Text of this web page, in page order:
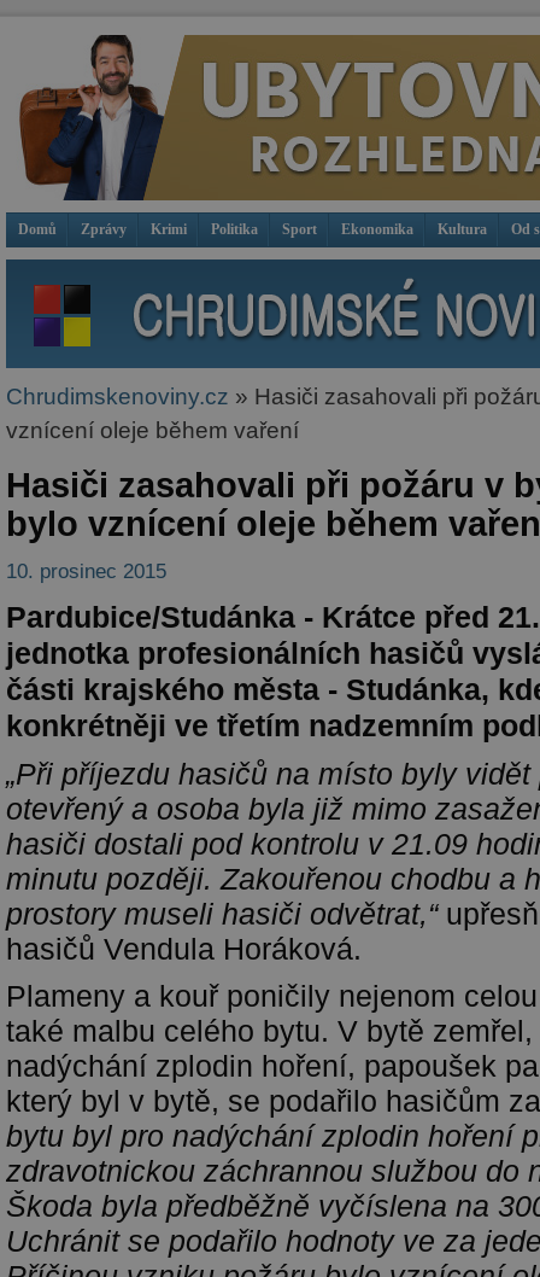
Domů Zprávy Krimi Politika Sport Ekonomika Kultura Od
Chrudimskenoviny.cz » Hasiči zasahovali při
vznícení oleje během vaření
Hasiči zasahovali při požáru v
bylo vznícení oleje během
10. prosinec 2015
Pardubice/Studánka - Krátce před
jednotka profesionálních hasičů
části krajského města - Studánka,
konkrétněji ve třetím nadzemním
„Při příjezdu hasičů na místo byly
otevřený a osoba byla již mimo
hasiči dostali pod kontrolu v 21.09
minutu později. Zakouřenou chodbu a
prostory museli hasiči odvětrat,“
hasičů Vendula Horáková.
Plameny a kouř poničily nejenom
také malbu celého bytu. V bytě
nadýchání zplodin hoření, papoušek
který byl v bytě, se podařilo hasičům
bytu byl pro nadýchání zplodin hoření
zdravotnickou záchrannou službou do
Škoda byla předběžně vyčíslena na
Uchránit se podařilo hodnoty ve za